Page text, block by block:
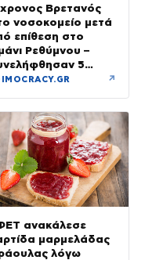
Βρετανός
νοσοκομείο μετά
επίθεση στο
Ρεθύμνου –
5
↗
ανακάλεσε
μαρμελάδας
λόγω